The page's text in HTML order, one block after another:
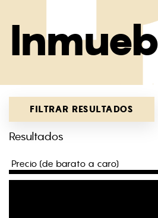
FILTRAR RESULTADOS
Resultados